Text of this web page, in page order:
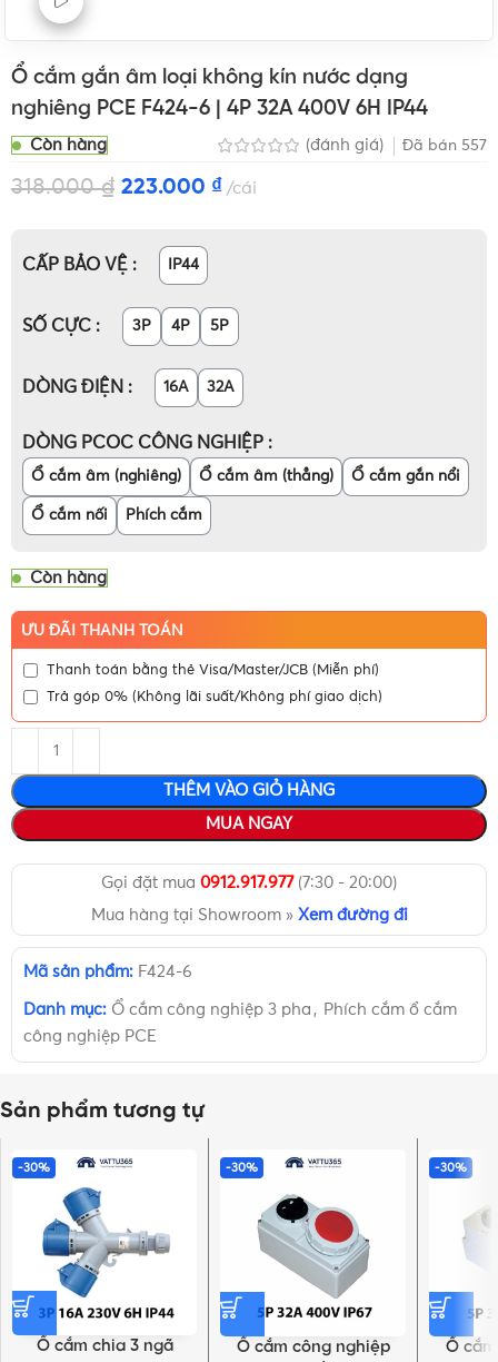
Ổ cắm gắn âm loại không kín nước dạng
nghiêng PCE F424-6 | 4P 32A 400V 6H IP44
Còn hàng (đánh giá) Đã bán 557
318.000₫ 223.000 ₫ cái
CẤP BẢO VỆ IP44
SỐ CỰC 3P 4P 5P
DÒNG ĐIỆN 16A 32A
DÒNG PCOC CÔNG NGHIỆP
Ổ cắm âm (nghiêng) Ổ cắm âm (thẳng) Ổ cắm gắn nổi
Ổ cắm nối Phích cắm
Còn hàng
ƯU ĐÃI THANH TOÁN
Thanh toán bằng thẻ Visa/Master/JCB (Miễn phí)
Trả góp 0% (Không lãi suất/Không phí giao dịch)
THÊM VÀO GIỎ HÀNG
MUA NGAY
Gọi đặt mua 0912.917.977(7:30 - 20:00)
Mua hàng tại Showroom » Xem đường đi
Mã sản phẩm: F424-6
Danh mục: Ổ cắm công nghiệp 3 pha , Phích cắm ổ cắm
công nghiệp PCE
Sản phẩm tương tự
-30%
Ổ cắm chia 3 ngã
-30%
Ổ cắm công nghiệp
-30%
Ổ